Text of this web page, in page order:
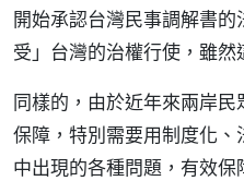
開始承認台灣民事調解書
受」台灣的治權行使，雖然
同樣的，由於近年來兩岸
保障，特別需要用制度化
中出現的各種問題，有效